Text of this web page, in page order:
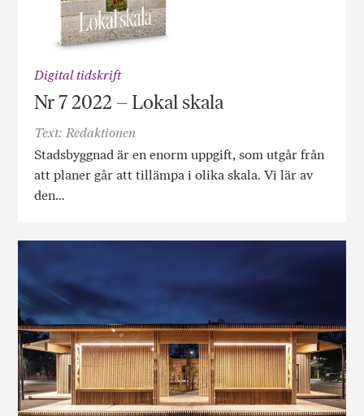
Digital tidskrift
Nr 7 2022 – Lokal skala
Text: Redaktionen
Stadsbyggnad är en enorm uppgift, som utgår från
att planer går att tillämpa i olika skala. Vi lär av
den…